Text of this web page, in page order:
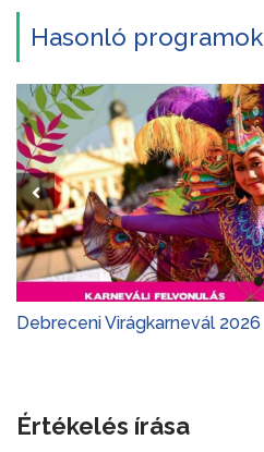
Hasonló programok
Debreceni Virágkarnevál 2026
Értékelés írása